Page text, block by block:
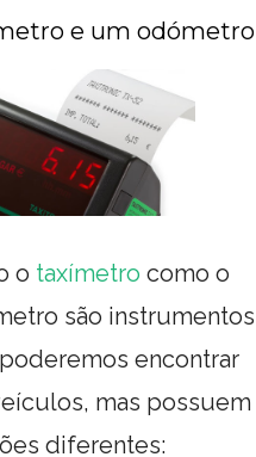
e um odómetro
o taxímetro como o
são instrumentos
encontrar
mas possuem
diferentes: